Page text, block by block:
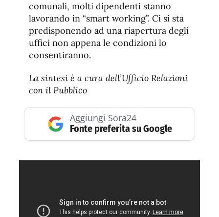
comunali, molti dipendenti stanno
lavorando in “smart working”. Ci si sta
predisponendo ad una riapertura degli
uffici non appena le condizioni lo
consentiranno.
La sintesi è a cura dell’Ufficio Relazioni
con il Pubblico
Aggiungi Sora24
Fonte preferita su Google